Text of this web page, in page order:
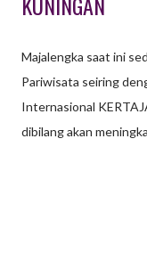
Majalengka saat ini
Pariwisata seiring
Internasional
dibilang akan
berbenah untuk